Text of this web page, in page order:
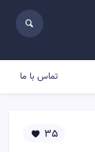
تماس با ما
35